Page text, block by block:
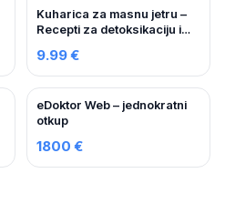
Kuharica za masnu jetru –
Recepti za detoksikaciju i
9.99 €
eDoktor Web – jednokratni
otkup
1800 €